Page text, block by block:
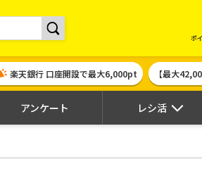
イントサイト | ハピタス
ポ
楽天銀行 口座開設で最大6,000pt 【最大
アンケート レシ活